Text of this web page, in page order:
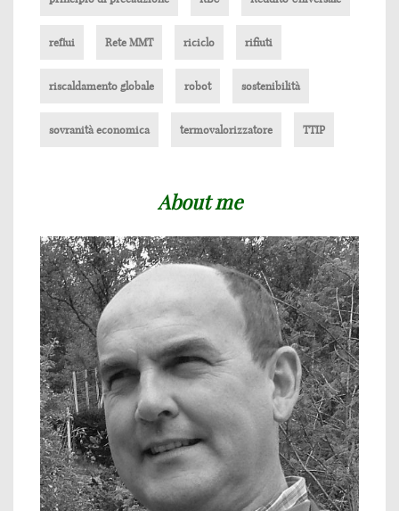
reflui Rete MMT riciclo rifiuti
riscaldamento globale robot sostenibilità
sovranità economica termovalorizzatore TTIP
About me